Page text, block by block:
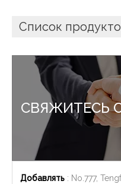
Список
СВЯЖИТЕСЬ
Добавлять : No.777,